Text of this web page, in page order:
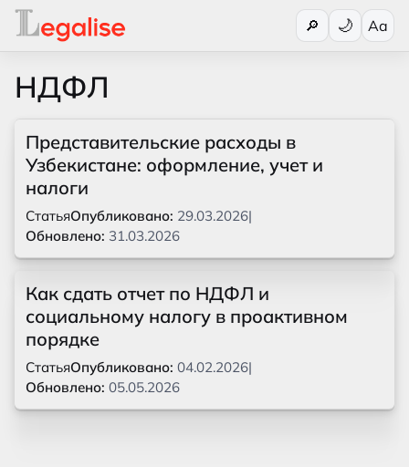
🔎 Aa
НДФЛ
Представительские расходы в
Узбекистане: оформление, учет и
налоги
СтатьяОпубликовано: 29.03.2026|
Обновлено: 31.03.2026
Как сдать отчет по НДФЛ и
социальному налогу в проактивном
порядке
СтатьяОпубликовано: 04.02.2026|
Обновлено: 05.05.2026